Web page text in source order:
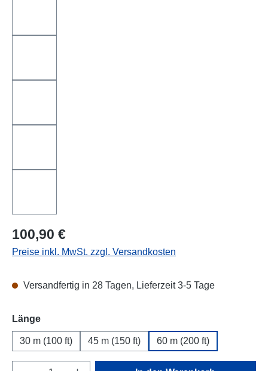
Regulärer Preis:
100,90 €
Preise inkl. MwSt. zzgl. Versandkosten
Versandfertig in 28 Tagen, Lieferzeit 3-5 Tage
Längeauswählen
30 m (100 ft) 45 m (150 ft) 60 m (200 ft)